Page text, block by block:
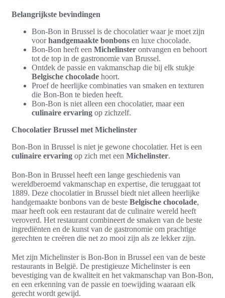
Belangrijkste bevindingen
Bon-Bon in Brussel is de chocolatier waar je moet zijn
voorhandgemaakte bonbons en luxe chocolade.
Bon-Bon heeft een Michelinster ontvangen en behoort
tot de top in de gastronomie van Brussel.
Ontdek de passie en vakmanschap die bij elk stukje
Belgische chocolade hoort.
Proef de heerlijke combinaties van smaken en texturen
die Bon-Bon te bieden heeft.
Bon-Bon is niet alleen een chocolatier, maar een
culinaire ervaring op zichzelf.
Chocolatier Brussel met Michelinster
Bon-Bon in Brussel is niet je gewone chocolatier. Het is een
culinaire ervaring op zich met een Michelinster.
Bon-Bon in Brussel heeft een lange geschiedenis van
wereldberoemd vakmanschap en expertise, die teruggaat tot
1889. Deze chocolatier in Brussel biedt niet alleen heerlijke
handgemaakte bonbons van de beste Belgische chocolade,
maar heeft ook een restaurant dat de culinaire wereld heeft
veroverd. Het restaurant combineert de smaken van de beste
ingrediënten en de kunst van de gastronomie om prachtige
gerechten te creëren die net zo mooi zijn als ze lekker zijn.
Met zijn Michelinster is Bon-Bon in Brussel een van de beste
restaurants in België. De prestigieuze Michelinster is een
bevestiging van de kwaliteit en het vakmanschap van Bon-Bon,
en een erkenning van de passie en toewijding waaraan elk
gerecht wordt gewijd.